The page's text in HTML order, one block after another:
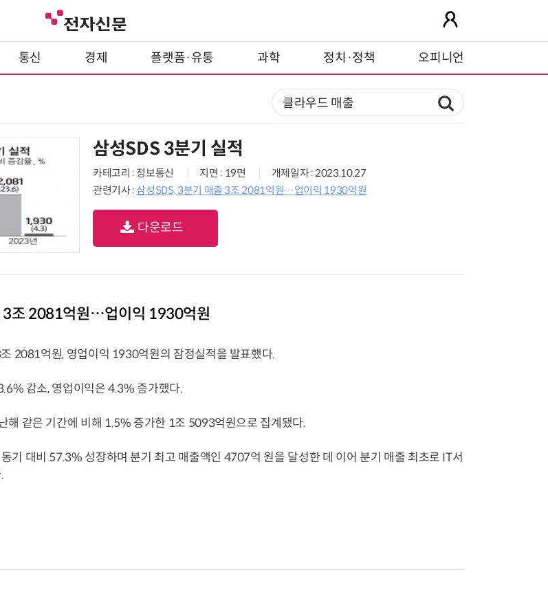
통신 경제 플랫폼·유통 과학 정치·정책 오피니언
삼성SDS 3분기 실적
카테고리 : 정보통신 지면 : 19면
개제일자 : 2023.10.27
관련기사 : 삼성SDS, 3분기 매출 3조 2081억원…업이익 1930억원
다운로드
3조 2081억원…업이익 1930억원
2081억원, 영업이익 1930억원의 잠정실적을 발표했다.
감소, 영업이익은 4.3% 증가했다.
해 같은 기간에 비해 1.5% 증가한 1조 5093억원으로 집계됐다.
기 대비 57.3% 성장하며 분기 최고 매출액인 4707억 원을 달성한 데 이어 분기 매출 최초로 IT서